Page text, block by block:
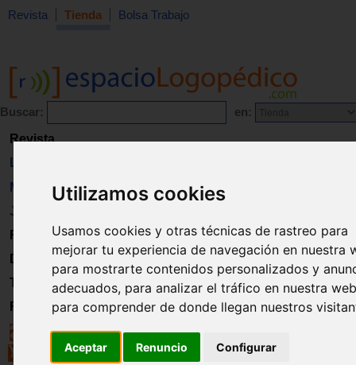
Utilizamos cookies
Usamos cookies y otras técnicas de rastreo para
mejorar tu experiencia de navegación en nuestra
para mostrarte contenidos personalizados y
adecuados, para analizar el tráfico en nuestra
para comprender de donde llegan nuestros
Aceptar Renuncio Configurar
Revista Tienda Bolsa Trabajo
Buscar: en:
Revista
Libros
Material
Juguetes
Formación
Directorio
Trabajo
Registro